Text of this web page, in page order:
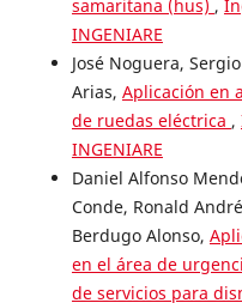
samaritana (hus) ,
INGENIARE
José Noguera,
Arias, Aplicación en
de ruedas eléctrica ,
INGENIARE
Daniel Alfonso
Conde, Ronald
Berdugo Alonso,
en el área de
de servicios para